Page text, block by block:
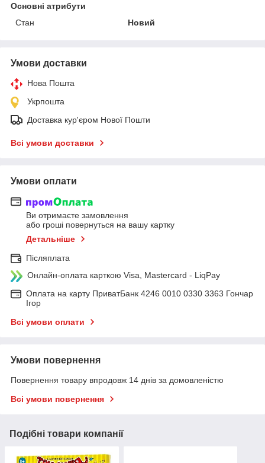
Основні атрибути
Стан
Новий
Умови доставки
Нова Пошта
Укрпошта
Доставка кур'єром Нової Пошти
Всі умови доставки
Умови оплати
Ви отримаєте замовлення
або гроші повернуться на вашу картку
Детальніше
Післяплата
Онлайн-оплата карткою Visa, Mastercard - LiqPay
Оплата на карту ПриватБанк 4246 0010 0330 3363 Гончар
Ігор
Всі умови оплати
Умови повернення
Повернення товару впродовж 14 днів за домовленістю
Всі умови повернення
Подібні товари компанії